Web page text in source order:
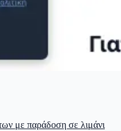
με παράδοση σε λιμάνι